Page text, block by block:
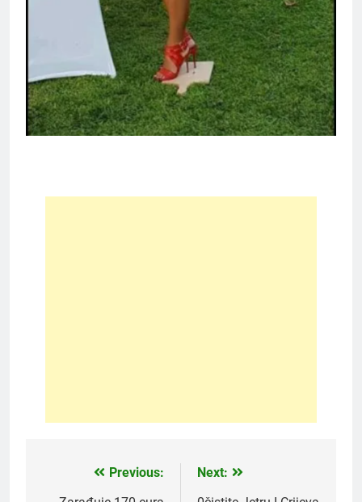
Previous:
Next: